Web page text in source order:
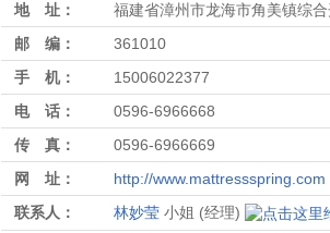
地 址：
福建省漳州市龙海市角美镇综
邮 编：
361010
手 机：
15006022377
电 话：
0596-6966668
传 真：
0596-6966669
网 址：
http://www.mattressspring.com
联系人：
林妙莹 小姐 (经理)